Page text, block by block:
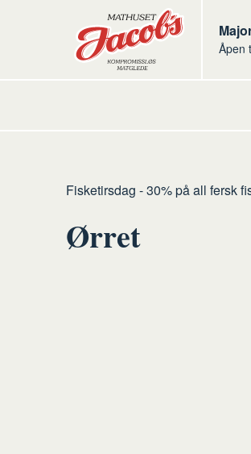
Butikker
Åpen
Hjem
Fisketirsdag - 30% på all fersk
Ørret